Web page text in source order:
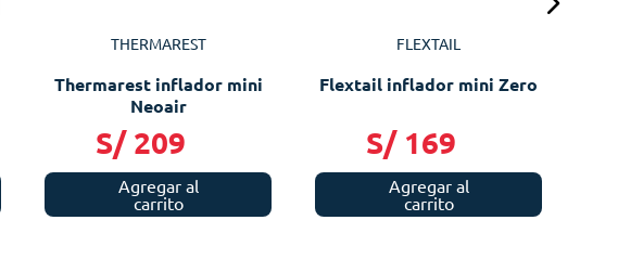
THERMAREST
Thermarest inflador mini
Neoair
S/ 209
Agregar al
carrito
FLEXTAIL
Flextail inflador mini Zero
S/ 169
Agregar al
carrito